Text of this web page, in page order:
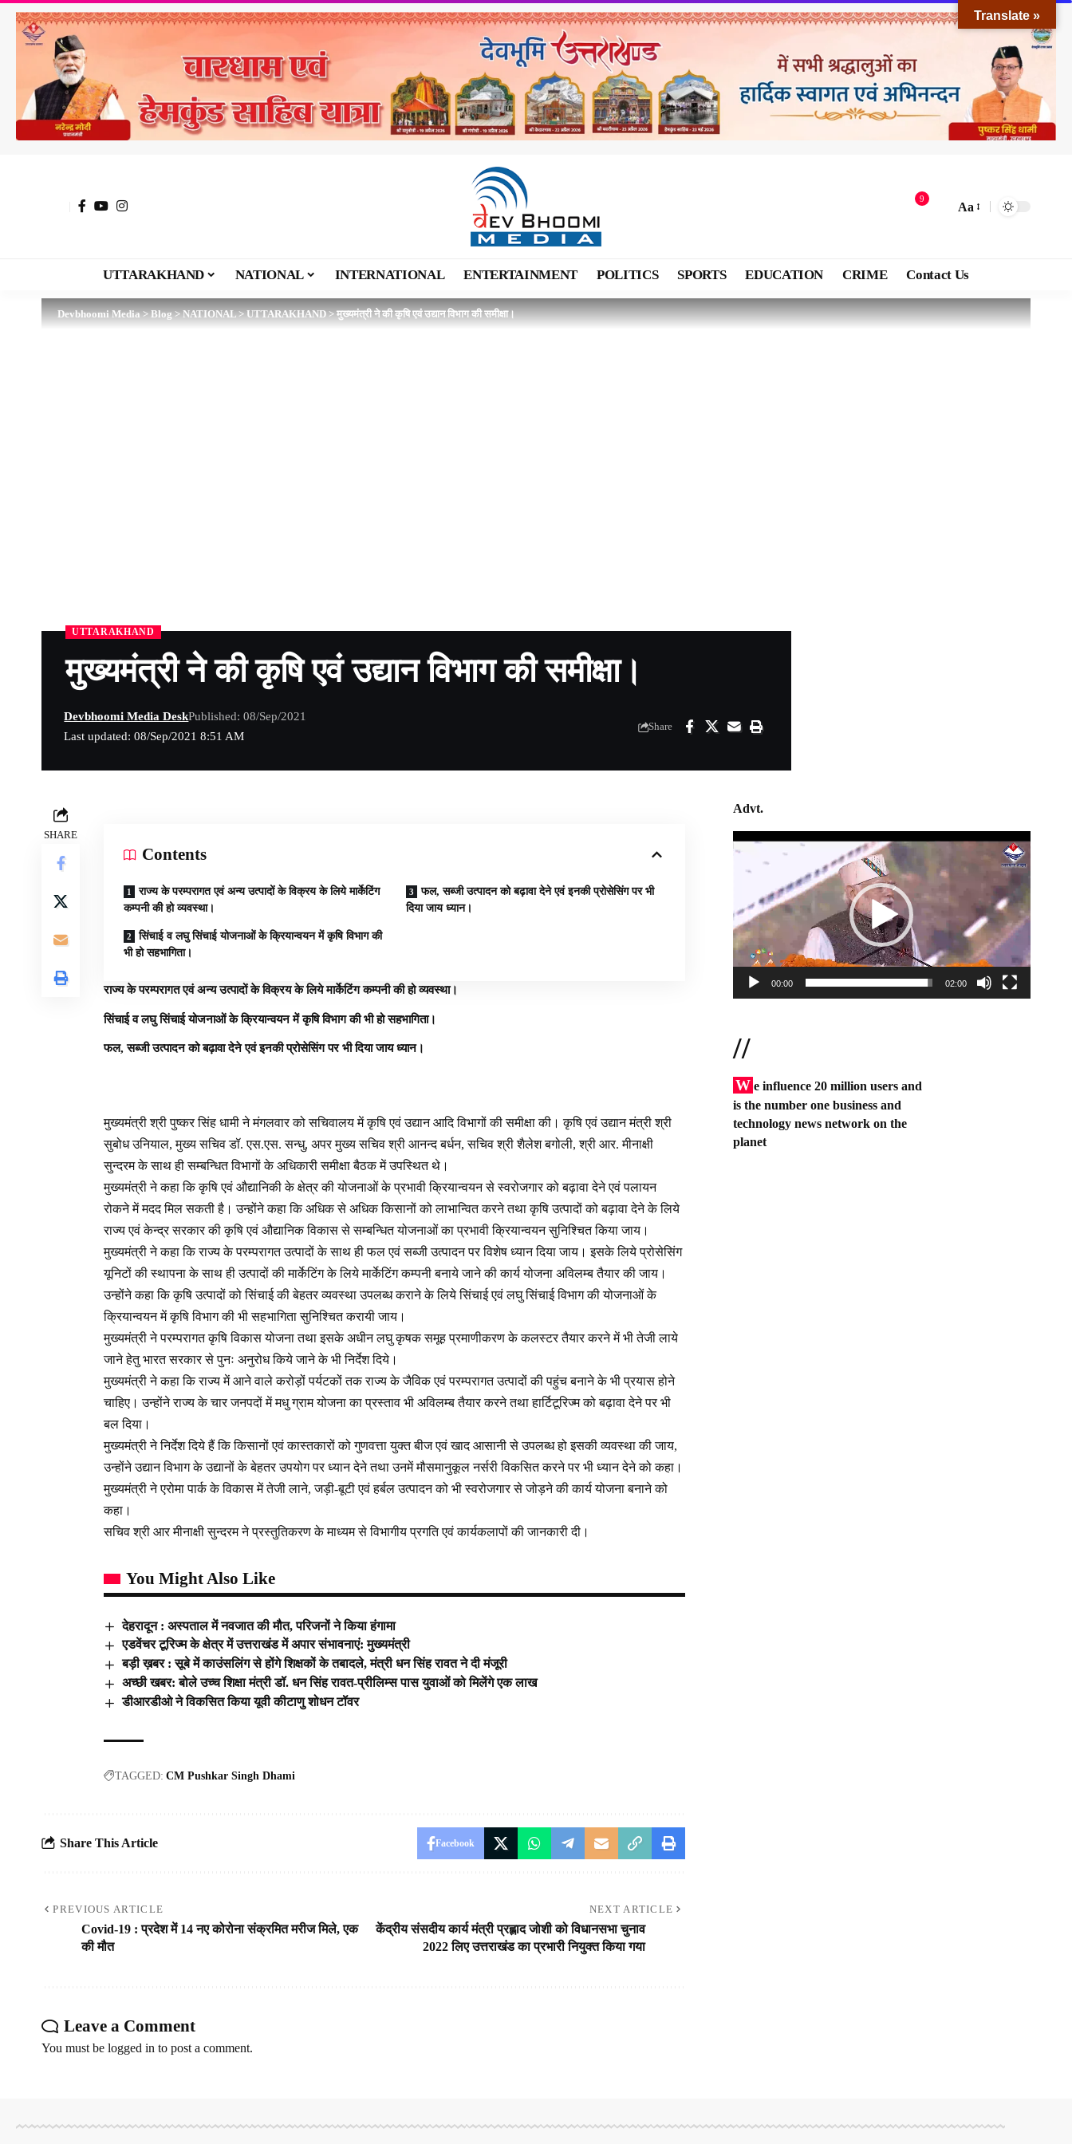
9
Aa
UTTARAKHAND NATIONAL INTERNATIONAL ENTERTAINMENT POLITICS SPORTS EDUCATION CRIME Contact Us
Devbhoomi Media>Blog>NATIONAL>UTTARAKHAND>मुख्यमंत्री ने की कृषि एवं उद्यान विभाग की समीक्षा।
UTTARAKHAND
मुख्यमंत्री ने की कृषि एवं उद्यान विभाग की समीक्षा।
Last updated: 08/Sep/2021 8:51 AM
Devbhoomi Media DeskPublished: 08/Sep/2021
Share
SHARE
Contents
राज्य के परम्परागत एवं अन्य उत्पादों के विक्रय के लिये मार्केटिंग
कम्पनी की हो व्यवस्था।
सिंचाई व लघु सिंचाई योजनाओं के क्रियान्वयन में कृषि विभाग की
भी हो सहभागिता।
फल, सब्जी उत्पादन को बढ़ावा देने एवं इनकी प्रोसेसिंग पर भी
दिया जाय ध्यान।
राज्य के परम्परागत एवं अन्य उत्पादों के विक्रय के लिये मार्केटिंग कम्पनी की हो व्यवस्था।
सिंचाई व लघु सिंचाई योजनाओं के क्रियान्वयन में कृषि विभाग की भी हो सहभागिता।
फल, सब्जी उत्पादन को बढ़ावा देने एवं इनकी प्रोसेसिंग पर भी दिया जाय ध्यान।
मुख्यमंत्री श्री पुष्कर सिंह धामी ने मंगलवार को सचिवालय में कृषि एवं उद्यान आदि विभागों की समीक्षा की। कृषि एवं उद्यान मंत्री श्री
सुबोध उनियाल, मुख्य सचिव डॉ. एस.एस. सन्धु, अपर मुख्य सचिव श्री आनन्द बर्धन, सचिव श्री शैलेश बगोली, श्री आर. मीनाक्षी
सुन्दरम के साथ ही सम्बन्धित विभागों के अधिकारी समीक्षा बैठक में उपस्थित थे।
मुख्यमंत्री ने कहा कि कृषि एवं औद्यानिकी के क्षेत्र की योजनाओं के प्रभावी क्रियान्वयन से स्वरोजगार को बढ़ावा देने एवं पलायन
रोकने में मदद मिल सकती है। उन्होंने कहा कि अधिक से अधिक किसानों को लाभान्वित करने तथा कृषि उत्पादों को बढ़ावा देने के लिये
राज्य एवं केन्द्र सरकार की कृषि एवं औद्यानिक विकास से सम्बन्धित योजनाओं का प्रभावी क्रियान्वयन सुनिश्चित किया जाय।
मुख्यमंत्री ने कहा कि राज्य के परम्परागत उत्पादों के साथ ही फल एवं सब्जी उत्पादन पर विशेष ध्यान दिया जाय। इसके लिये प्रोसेसिंग
यूनिटों की स्थापना के साथ ही उत्पादों की मार्केटिंग के लिये मार्केटिंग कम्पनी बनाये जाने की कार्य योजना अविलम्ब तैयार की जाय।
उन्होंने कहा कि कृषि उत्पादों को सिंचाई की बेहतर व्यवस्था उपलब्ध कराने के लिये सिंचाई एवं लघु सिंचाई विभाग की योजनाओं के
क्रियान्वयन में कृषि विभाग की भी सहभागिता सुनिश्चित करायी जाय।
मुख्यमंत्री ने परम्परागत कृषि विकास योजना तथा इसके अधीन लघु कृषक समूह प्रमाणीकरण के कलस्टर तैयार करने में भी तेजी लाये
जाने हेतु भारत सरकार से पुनः अनुरोध किये जाने के भी निर्देश दिये।
मुख्यमंत्री ने कहा कि राज्य में आने वाले करोड़ों पर्यटकों तक राज्य के जैविक एवं परम्परागत उत्पादों की पहुंच बनाने के भी प्रयास होने
चाहिए। उन्होंने राज्य के चार जनपदों में मधु ग्राम योजना का प्रस्ताव भी अविलम्ब तैयार करने तथा हार्टिटूरिज्म को बढ़ावा देने पर भी
बल दिया।
मुख्यमंत्री ने निर्देश दिये हैं कि किसानों एवं कास्तकारों को गुणवत्ता युक्त बीज एवं खाद आसानी से उपलब्ध हो इसकी व्यवस्था की जाय,
उन्होंने उद्यान विभाग के उद्यानों के बेहतर उपयोग पर ध्यान देने तथा उनमें मौसमानुकूल नर्सरी विकसित करने पर भी ध्यान देने को कहा।
मुख्यमंत्री ने एरोमा पार्क के विकास में तेजी लाने, जड़ी-बूटी एवं हर्बल उत्पादन को भी स्वरोजगार से जोड़ने की कार्य योजना बनाने को
कहा।
सचिव श्री आर मीनाक्षी सुन्दरम ने प्रस्तुतिकरण के माध्यम से विभागीय प्रगति एवं कार्यकलापों की जानकारी दी।
You Might Also Like
देहरादून : अस्पताल में नवजात की मौत, परिजनों ने किया हंगामा
एडवेंचर टूरिज्म के क्षेत्र में उत्तराखंड में अपार संभावनाएं: मुख्यमंत्री
बड़ी ख़बर : सूबे में काउंसलिंग से होंगे शिक्षकों के तबादले, मंत्री धन सिंह रावत ने दी मंजूरी
अच्छी खबर: बोले उच्च शिक्षा मंत्री डॉ. धन सिंह रावत-प्रीलिम्स पास युवाओं को मिलेंगे एक लाख
डीआरडीओ ने विकसित किया यूवी कीटाणु शोधन टॉवर
TAGGED: CM Pushkar Singh Dhami
Share This Article Facebook
PREVIOUS ARTICLE
Covid-19 : प्रदेश में 14 नए कोरोना संक्रमित मरीज मिले, एक
की मौत
NEXT ARTICLE
केंद्रीय संसदीय कार्य मंत्री प्रह्लाद जोशी को विधानसभा चुनाव
2022 लिए उत्तराखंड का प्रभारी नियुक्त किया गया
Leave a Comment
You must be logged in to post a comment.
Advt.
Video
00:00 02:00
//
W e influence 20 million users and
is the number one business and
technology news network on the
planet
Translate »